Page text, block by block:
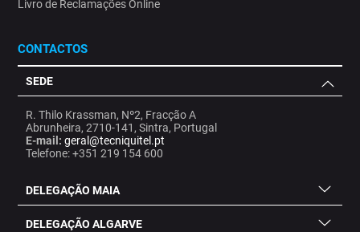
Livro de Reclamações Online
CONTACTOS
SEDE
R. Thilo Krassman, Nº2, Fracção A
Abrunheira, 2710-141, Sintra, Portugal
E-mail: geral@tecniquitel.pt
Telefone: +351 219 154 600
DELEGAÇÃO MAIA
DELEGAÇÃO ALGARVE